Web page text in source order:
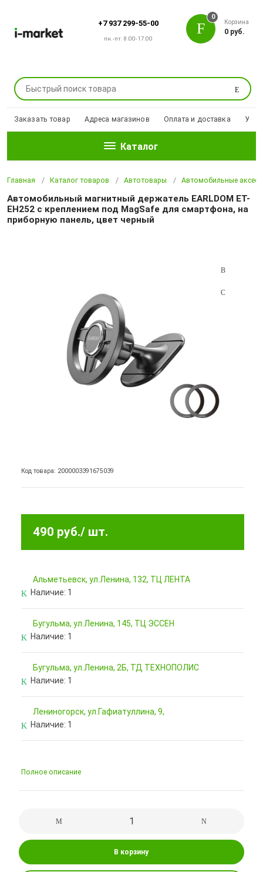
+7 937 299-55-00
пн.-пт. 8:00-17:00
Поиск
0
Корзина
0 руб.
Заказать товар Адреса магазинов Оплата и доставка
Каталог
Главная Каталог товаров Автотовары Автомобильные
Автомобильный магнитный держатель EARLDOM ET-
EH252 с креплением под MagSafe для смартфона, на
приборную панель, цвет черный
Код товара: 2000003391675039
490 руб./ шт.
Альметьевск, ул.Ленина, 132, ТЦ ЛЕНТА
Наличие: 1
Бугульма, ул.Ленина, 145, ТЦ ЭССЕН
Наличие: 1
Бугульма, ул.Ленина, 2Б, ТД ТЕХНОПОЛИС
Наличие: 1
Лениногорск, ул.Гафиатуллина, 9,
Наличие: 1
Полное описание
В корзину